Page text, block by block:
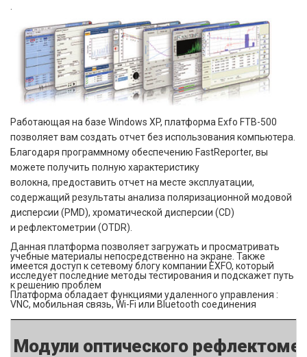
Работающая на базе Windows XP, платформа Exfo FTB-500
позволяет вам создать отчет без использования компьютера.
Благодаря программному обеспечению FastReporter, вы
можете получить полную характеристику
волокна, предоставить отчет на месте эксплуатации,
содержащий результаты анализа поляризационной модовой
дисперсии (PMD), хроматической дисперсии (CD)
и рефлектометрии (OTDR).
Данная платформа позволяет загружать и просматривать
учебные материалы непосредственно на экране. Также
имеется доступ к сетевому блогу компании EXFO, который
исследует последние методы тестирования и подскажет путь
к решению проблем
Платформа обладает функциями удаленного управления :
VNC, мобильная связь, Wi-Fi или Bluetooth соединения
Модули оптического